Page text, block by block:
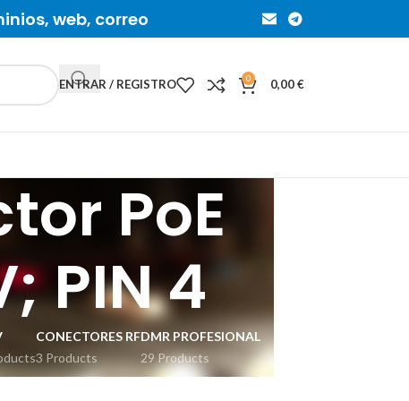
web, correo
ENTRAR / REGISTRO 0 0,00€
PoE
PIN 4
CONECTORES RF
3 Products
DMR PROFESIONAL
29 Products